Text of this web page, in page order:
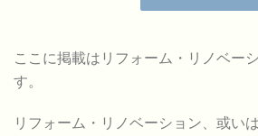
ここに掲載はリフォーム・リノベー
す。
リフォーム・リノベーション、或い